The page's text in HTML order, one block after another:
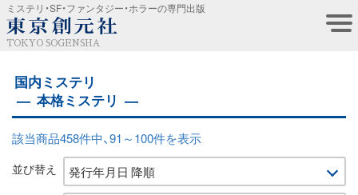
ミステリ・SF・ファンタジー・ホラーの専門出版
TOKYO SOGENSHA
国内ミステリ
本格ミステリ
該当商品458件中、91～100件を表示
並び替え